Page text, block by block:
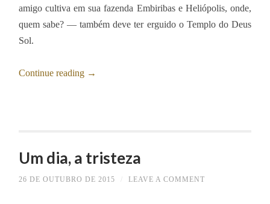
amigo cultiva em sua fazenda Embiribas e Heliópolis, onde,
quem sabe? ― também deve ter erguido o Templo do Deus
Sol.
Continue reading →
Um dia, a tristeza
26 DE OUTUBRO DE 2015 LEAVE A COMMENT